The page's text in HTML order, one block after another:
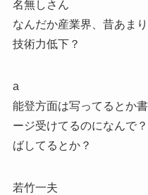
名無しさん
なんだか産業界、昔あま
技術力低下？
a
能登方面は写ってるとか
ージ受けてるのになんで
ばしてるとか？
若竹一夫